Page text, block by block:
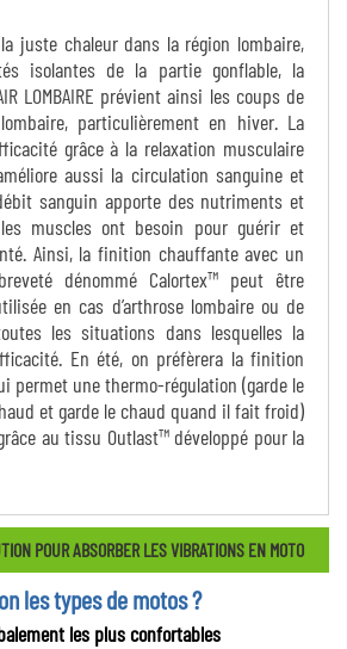
juste chaleur dans la région lombaire,
isolantes de la partie gonflable, la
LOMBAIRE prévient ainsi les coups de
particulièrement en hiver. La
grâce à la relaxation musculaire
aussi la circulation sanguine et
sanguin apporte des nutriments et
les muscles ont besoin pour guérir et
Ainsi, la finition chauffante avec un
dénommé Calortex™ peut être
en cas d’arthrose lombaire ou de
les situations dans lesquelles la
En été, on préfèrera la finition
permet une thermo-régulation (garde le
et garde le chaud quand il fait froid)
au tissu Outlast™ développé pour la
POUR ABSORBER LES VIBRATIONS EN MOTO
les types de motos ?
les plus confortables